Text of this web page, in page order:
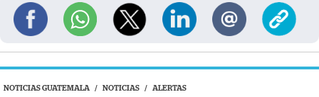
NOTICIAS GUATEMALA / NOTICIAS / ALERTAS